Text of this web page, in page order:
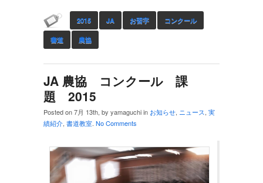
2015 JA お習字 コンクール
書道 農協
JA 農協 コンクール 課
題 2015
Posted on 7月 13th, by yamaguchi in お知らせ, ニュース, 実
績紹介, 書道教室. No Comments